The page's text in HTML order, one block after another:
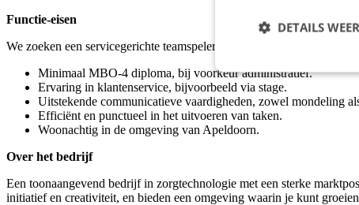
Functie-eisen
We zoeken een servicegerichte teamspeler met empathie en
Minimaal MBO-4 diploma, bij voorkeur administratief.
Ervaring in klantenservice, bijvoorbeeld via stage.
Uitstekende communicatieve vaardigheden, zowel mondeling
Efficiënt en punctueel in het uitvoeren van taken.
Woonachtig in de omgeving van Apeldoorn.
Over het bedrijf
Een toonaangevend bedrijf in zorgtechnologie met een sterke
initiatief en creativiteit, en bieden een omgeving waarin je kunt
DETAILS